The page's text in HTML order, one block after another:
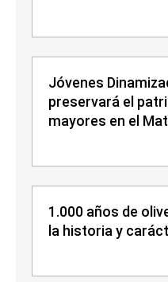
Jóvenes
preservará el
mayores en el
1.000 años de
la historia y